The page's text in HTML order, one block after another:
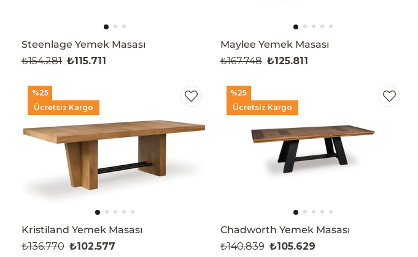
Steenlage Yemek Masası
₺115.711
₺154.281
Maylee Yemek Masası
₺125.811
₺167.748
Kristiland Yemek Masası
₺102.577
₺136.770
Ücretsiz Kargo
%25
Chadworth Yemek Masası
₺105.629
₺140.839
Ücretsiz Kargo
%25